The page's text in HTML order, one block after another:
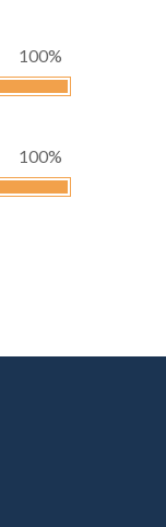
100%
100%